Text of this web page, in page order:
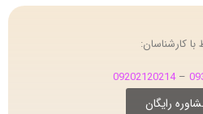
با کارشناسان:
–
09202120214
رایگان